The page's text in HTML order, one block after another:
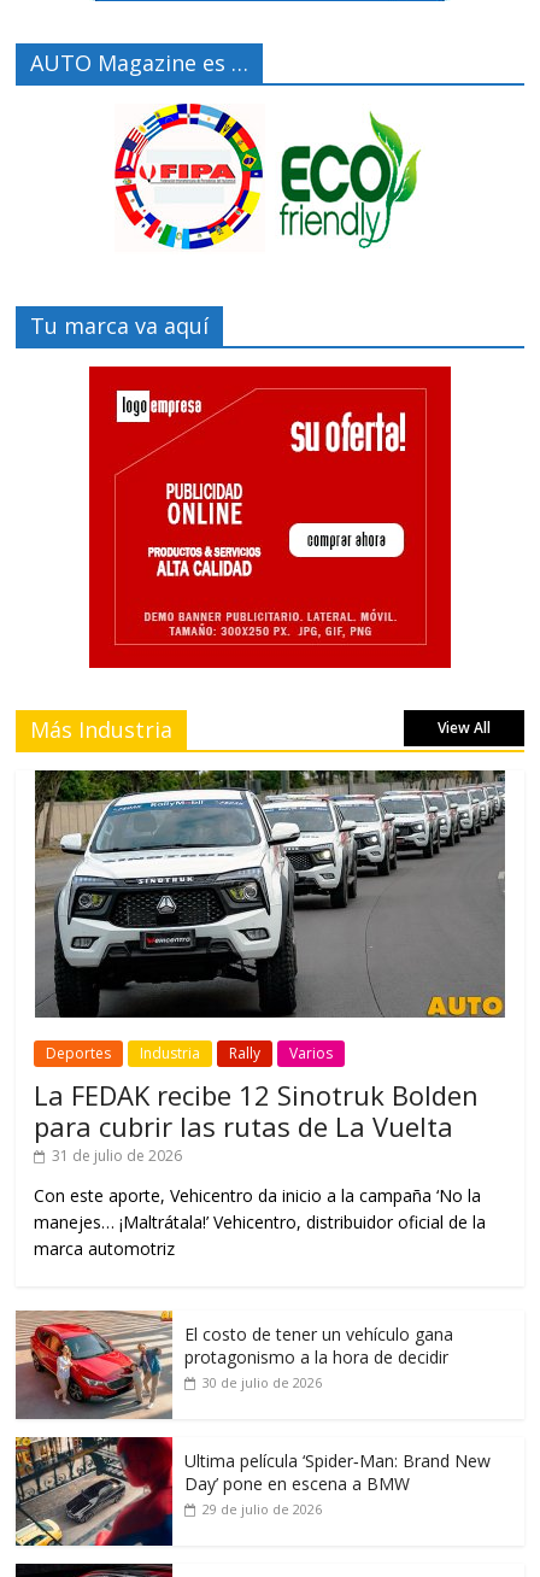
AUTO Magazine es …
Tu marca va aquí
Más Industria View All
Deportes Industria Rally Varios
La FEDAK recibe 12 Sinotruk Bolden
para cubrir las rutas de La Vuelta
31 de julio de 2026
Con este aporte, Vehicentro da inicio a la campaña ‘No la
manejes… ¡Maltrátala!’ Vehicentro, distribuidor oficial de la
marca automotriz
El costo de tener un vehículo gana
protagonismo a la hora de decidir
30 de julio de 2026
Ultima película ‘Spider‑Man: Brand New
Day’ pone en escena a BMW
29 de julio de 2026